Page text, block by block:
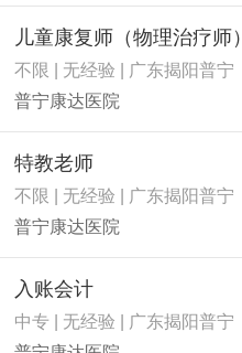
儿童康复师（物理治疗师）
不限 | 无经验 | 广东揭阳普宁
普宁康达医院
特教老师
不限 | 无经验 | 广东揭阳普宁
普宁康达医院
入账会计
中专 | 无经验 | 广东揭阳普宁